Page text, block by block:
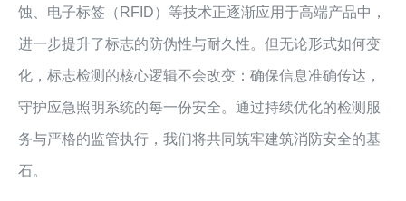
蚀、电子标签（RFID）等技术正逐渐应用于高端产品中，
进一步提升了标志的防伪性与耐久性。但无论形式如何变
化，标志检测的核心逻辑不会改变：确保信息准确传达，
守护应急照明系统的每一份安全。通过持续优化的检测服
务与严格的监管执行，我们将共同筑牢建筑消防安全的基
石。